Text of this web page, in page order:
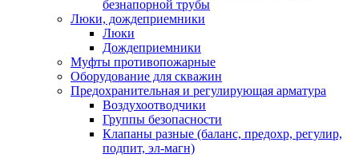
безнапорной трубы
Люки, дождеприемники
Люки
Дождеприемники
Муфты противопожарные
Оборудование для скважин
Предохранительная и регулирующая арматура
Воздухоотводчики
Группы безопасности
Клапаны разные (баланс, предохр, регулир,
подпит, эл-магн)